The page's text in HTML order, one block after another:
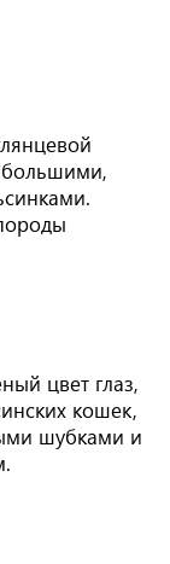
большими,
цвет глаз,
кошек,
шубками и